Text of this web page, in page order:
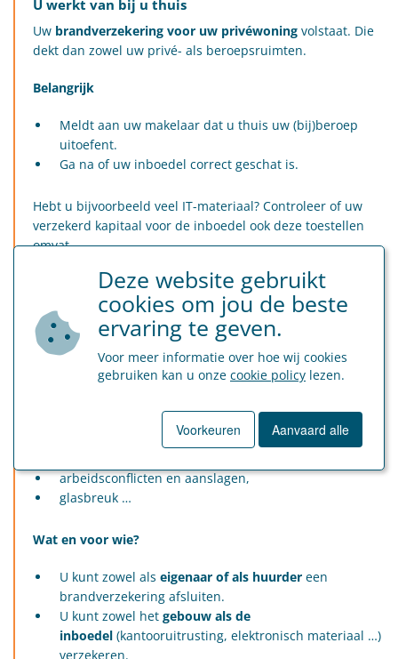
U werkt van bij u thuis
Uw brandverzekering voor uw privéwoning volstaat. Die
dekt dan zowel uw privé- als beroepsruimten.
Belangrijk
Meldt aan uw makelaar dat u thuis uw (bij)beroep
uitoefent.
Ga na of uw inboedel correct geschat is.
Hebt u bijvoorbeeld veel IT-materiaal? Controleer of uw
verzekerd kapitaal voor de inboedel ook deze toestellen
omvat.
U hebt/huurt een kantoorgebouw
aparte brandverzekeringaf. Bepaalde
verzekeraars bieden brandverzekeringen aan op maat van
kantoren.
Een brandverzekering ismeer dan puur bescherming bij
schade door storm en hagel,
arbeidsconflicten en aanslagen,
glasbreuk …
Wat en voor wie?
U kunt zowel als eigenaar of als huurder een
brandverzekering afsluiten.
U kunt zowel het gebouw als de
inboedel (kantooruitrusting, elektronisch materiaal …)
verzekeren.
Deze website gebruikt
cookies om jou de beste
ervaring te geven.
Voor meer informatie over hoe wij cookies
gebruiken kan u onze cookie policy lezen.
Voorkeuren Aanvaard alle